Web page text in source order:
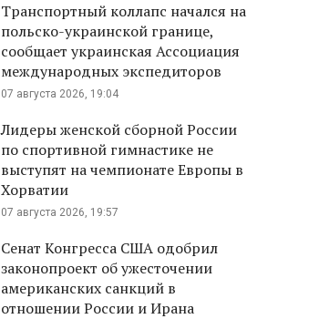
Транспортный коллапс начался на
польско-украинской границе,
сообщает украинская Ассоциация
международных экспедиторов
07 августа 2026, 19:04
Лидеры женской сборной России
по спортивной гимнастике не
выступят на чемпионате Европы в
Хорватии
07 августа 2026, 19:57
Сенат Конгресса США одобрил
законопроект об ужесточении
американских санкций в
отношении России и Ирана